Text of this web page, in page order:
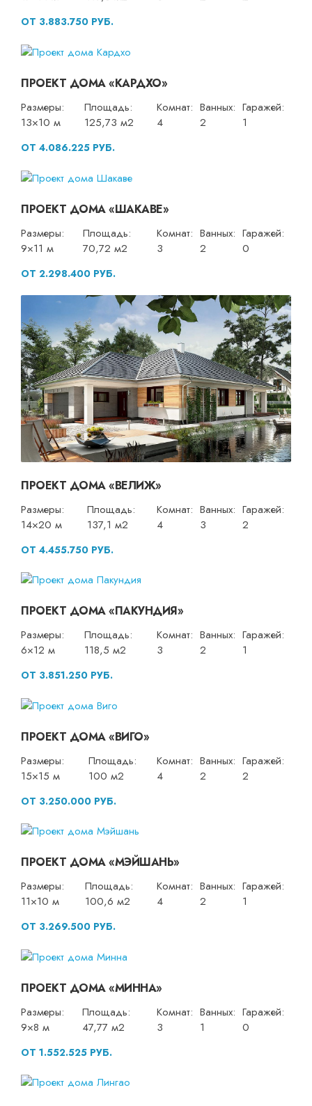
ОТ 3.883.750 РУБ.
ПРОЕКТ ДОМА «КАРДХО»
Размеры:
13×10 м
Площадь:
125,73 м2
Комнат:
4
Ванных:
2
Гаражей:
1
ОТ 4.086.225 РУБ.
ПРОЕКТ ДОМА «ШАКАВЕ»
Размеры:
9×11 м
Площадь:
70,72 м2
Комнат:
3
Ванных:
2
Гаражей:
0
ОТ 2.298.400 РУБ.
ПРОЕКТ ДОМА «ВЕЛИЖ»
Размеры:
14×20 м
Площадь:
137,1 м2
Комнат:
4
Ванных:
3
Гаражей:
2
ОТ 4.455.750 РУБ.
ПРОЕКТ ДОМА «ПАКУНДИЯ»
Размеры:
6×12 м
Площадь:
118,5 м2
Комнат:
3
Ванных:
2
Гаражей:
1
ОТ 3.851.250 РУБ.
ПРОЕКТ ДОМА «ВИГО»
Размеры:
15×15 м
Площадь:
100 м2
Комнат:
4
Ванных:
2
Гаражей:
2
ОТ 3.250.000 РУБ.
ПРОЕКТ ДОМА «МЭЙШАНЬ»
Размеры:
11×10 м
Площадь:
100,6 м2
Комнат:
4
Ванных:
2
Гаражей:
1
ОТ 3.269.500 РУБ.
ПРОЕКТ ДОМА «МИННА»
Размеры:
9×8 м
Площадь:
47,77 м2
Комнат:
3
Ванных:
1
Гаражей:
0
ОТ 1.552.525 РУБ.